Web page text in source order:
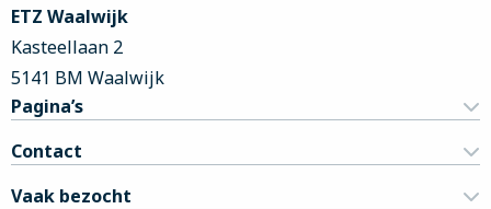
ETZ Waalwijk
Kasteellaan 2
5141 BM Waalwijk
Pagina’s
Contact
Vaak bezocht